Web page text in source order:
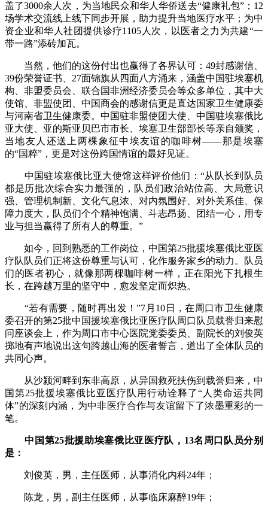
盖了3000余人次，为当地民众和华人华侨送去“健康礼包”；12
场学术交流线上线下同步开展，助力提升当地医疗水平；为中
资企业和华人社团提供诊疗1105人次，以医者之力为共建“一
带一路”添砖加瓦。
当然，他们的这份付出也赢得了各界认可：49封感谢信、
39份荣誉证书、27面锦旗从四面八方涌来，涵盖中国驻埃塞机
构、非盟委员会、联合国非洲经济委员会等众多单位，其中大
使馆、非盟使团、中国商会的感谢信更是直达国家卫生健康委
与河南省卫生健康委。中国驻非盟使团大使、中国驻埃塞俄比
亚大使、亚的斯亚贝巴市市长、埃塞卫生部部长等亲自颁奖，
当地友人还送上两棵象征中埃友谊的咖啡树——那是埃塞
的“国粹”，更是对这份跨国情谊的最好见证。
中国驻埃塞俄比亚大使馆这样评价他们：“从队长到队员
都是历批次综合实力最强的，队员们政治站位高、大局意识
强、管理机制新、文化气息浓、对内氛围好、对外关系佳、保
障力度大，队员们个个精神饱满、斗志昂扬、团结一心，用专
业与担当赢得了所有人的尊重。”
如今，回到熟悉的工作岗位，中国第25批援埃塞俄比亚医
疗队队员们正将这份尊重与认可，化作服务家乡的动力。队员
们的医者初心，就像那两棵咖啡树一样，正在阳光下扎根生
长，在跨越万里的坚守中，愈发坚定而炽热。
“若有需要，随时再出发！”7月10日，在周口市卫生健康
委召开的第25批中国援埃塞俄比亚医疗队周口队员载誉归来慰
问座谈会上，作为周口市中心医院党委委员、副院长的刘俊英
掷地有声地说出这句跨越山海的医者誓言，道出了全体队员的
共同心声。
从沙颍河畔到东非高原，从异国救死扶伤到载誉归来，中
国第25批援埃塞俄比亚医疗队用行动诠释了“人类命运共同
体”的深刻内涵，为中非医疗合作与友谊留下了浓墨重彩的一
笔。
中国第25批援助埃塞俄比亚医疗队，13名周口队员分别
是：
刘俊英，男，主任医师，从事消化内科24年；
陈龙，男，副主任医师，从事临床麻醉19年；